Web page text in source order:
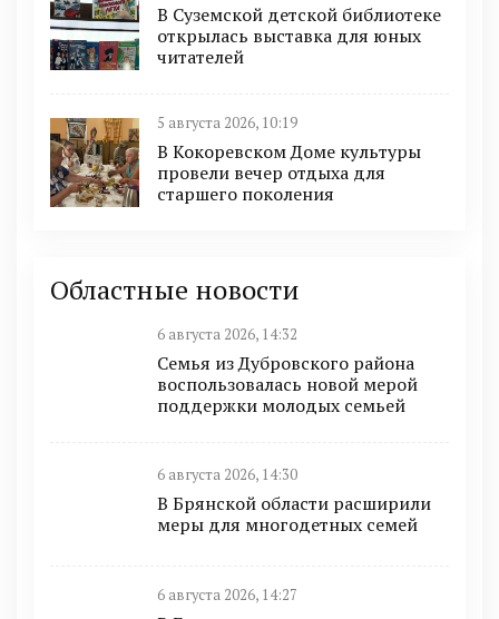
В Суземской детской библиотеке
открылась выставка для юных
читателей
5 августа 2026, 10:19
В Кокоревском Доме культуры
провели вечер отдыха для
старшего поколения
Областные новости
6 августа 2026, 14:32
Семья из Дубровского района
воспользовалась новой мерой
поддержки молодых семьей
6 августа 2026, 14:30
В Брянской области расширили
меры для многодетных семей
6 августа 2026, 14:27